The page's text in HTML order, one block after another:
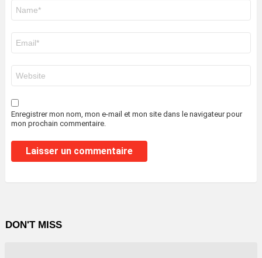
mail
*
web
Enregistrer mon nom, mon e-mail et mon site dans le navigateur pour
mon prochain commentaire.
DON'T MISS